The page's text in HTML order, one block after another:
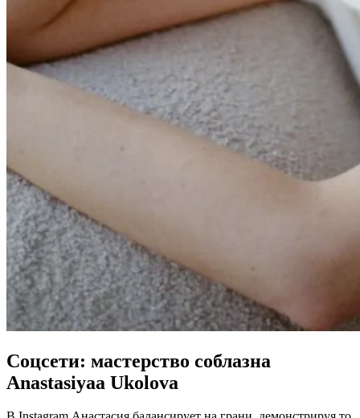
Соцсети: мастерство соблазна
Anastasiyaa Ukolova